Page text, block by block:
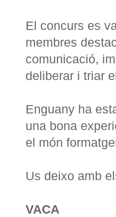
El concurs es
membres
comunicació,
deliberar i triar
Enguany ha
una bona
el món
Us deixo amb
VACA